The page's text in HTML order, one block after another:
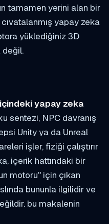
tamamen yerini alan bir
yapay zeka
yüklediğiniz 3D
değil.
içindekiyapay zeka
sentezi, NPC davranış
Unity ya da Unreal
işler, fiziği çalıştırır
içerik hattındaki bir
motoru" için çıkan
bununla ilgilidir ve
bu makalenin